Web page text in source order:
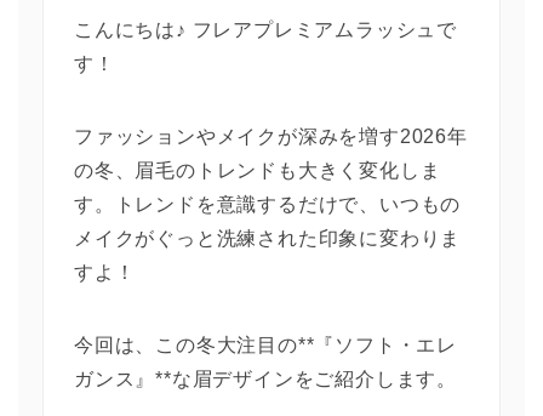
こんにちは♪ フレアプレミアムラッシュで
す！
ファッションやメイクが深みを増す2026年
の冬、眉毛のトレンドも大きく変化しま
す。トレンドを意識するだけで、いつもの
メイクがぐっと洗練された印象に変わりま
すよ！
今回は、この冬大注目の**『ソフト・エレ
ガンス』**な眉デザインをご紹介します。